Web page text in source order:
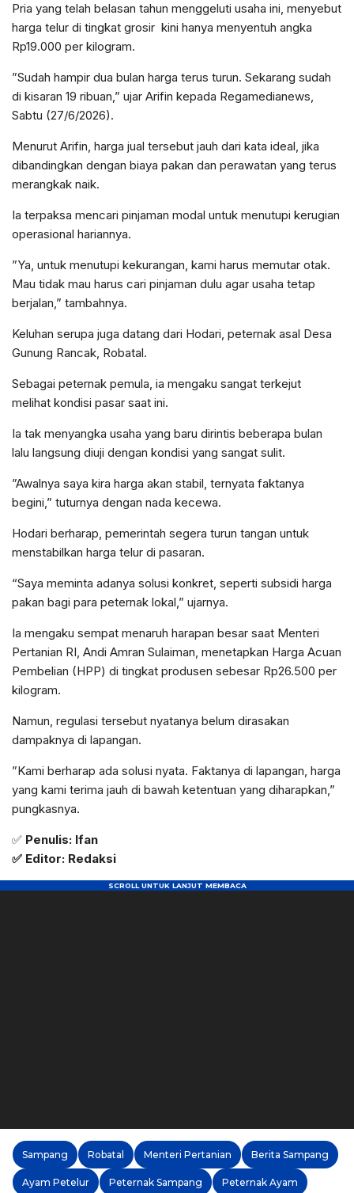
Pria yang telah belasan tahun menggeluti usaha ini, menyebut
harga telur di tingkat grosir kini hanya menyentuh angka
Rp19.000 per kilogram.
​”Sudah hampir dua bulan harga terus turun. Sekarang sudah
di kisaran 19 ribuan,” ujar Arifin kepada Regamedianews,
Sabtu (27/6/2026).
​Menurut Arifin, harga jual tersebut jauh dari kata ideal, jika
dibandingkan dengan biaya pakan dan perawatan yang terus
merangkak naik.
Ia terpaksa mencari pinjaman modal untuk menutupi kerugian
operasional hariannya.
​”Ya, untuk menutupi kekurangan, kami harus memutar otak.
Mau tidak mau harus cari pinjaman dulu agar usaha tetap
berjalan,” tambahnya.
​Keluhan serupa juga datang dari Hodari, peternak asal Desa
Gunung Rancak, Robatal.
Sebagai peternak pemula, ia mengaku sangat terkejut
melihat kondisi pasar saat ini.
Ia tak menyangka usaha yang baru dirintis beberapa bulan
lalu langsung diuji dengan kondisi yang sangat sulit.
​”Awalnya saya kira harga akan stabil, ternyata faktanya
begini,” tuturnya dengan nada kecewa.
​Hodari berharap, pemerintah segera turun tangan untuk
menstabilkan harga telur di pasaran.
“Saya meminta adanya solusi konkret, seperti subsidi harga
pakan bagi para peternak lokal,” ujarnya.
​Ia mengaku sempat menaruh harapan besar saat Menteri
Pertanian RI, Andi Amran Sulaiman, menetapkan Harga Acuan
Pembelian (HPP) di tingkat produsen sebesar Rp26.500 per
kilogram.
Namun, regulasi tersebut nyatanya belum dirasakan
dampaknya di lapangan.
​”Kami berharap ada solusi nyata. Faktanya di lapangan, harga
yang kami terima jauh di bawah ketentuan yang diharapkan,”
pungkasnya.
✅ Penulis: Ifan
✅ Editor: Redaksi
Sampang Robatal Menteri Pertanian Berita Sampang
Ayam Petelur Peternak Sampang Peternak Ayam